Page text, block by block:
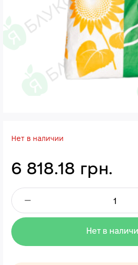
Нет в наличии
6 818.18 грн.
Нет в